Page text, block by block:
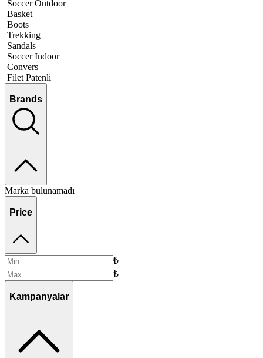
Soccer Outdoor
Basket
Boots
Trekking
Sandals
Soccer Indoor
Convers
Filet Patenli
Brands
Marka bulunamadı
Price
₺
₺
Kampanyalar